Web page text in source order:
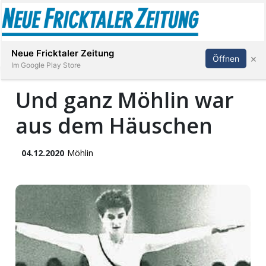
Stellen
Paper
App
Abonnieren Anmelden
Und ganz Möhlin war
aus dem Häuschen
04.12.2020 Möhlin
Neue Fricktaler Zeitung
Im Google Play Store
Öffnen ×